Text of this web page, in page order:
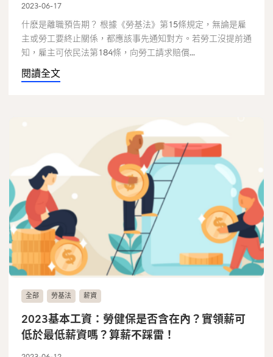
2023-06-17
什麽是離職預告期？ 根據《勞基法》第15條規定，無論是雇
主或勞工要終止關係，都應該事先通知對方。若勞工沒提前通
知，雇主可依民法第184條，向勞工請求賠償...
閱讀全文
全部 勞基法 薪資
2023基本工資：勞健保是否含在內？實領薪可
低於最低薪資嗎？算薪不踩雷！